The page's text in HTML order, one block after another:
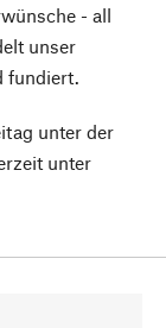
- all
unser
fundiert.
unter der
unter